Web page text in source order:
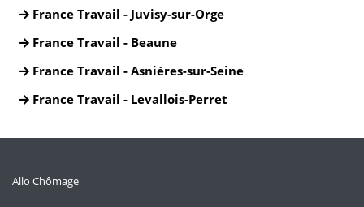
France Travail - Juvisy-sur-Orge
France Travail - Beaune
France Travail - Asnières-sur-Seine
France Travail - Levallois-Perret
Allo Chômage